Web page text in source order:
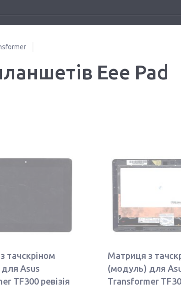
Eee Pad
тачскріном
Asus
TF300 ревізія
Матриця з
(модуль) для
Transformer